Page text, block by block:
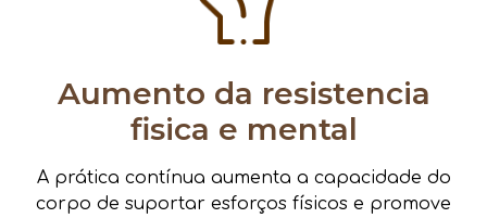
Aumento da resistencia
fisica e mental
A prática contínua aumenta a capacidade do
corpo de suportar esforços físicos e promove